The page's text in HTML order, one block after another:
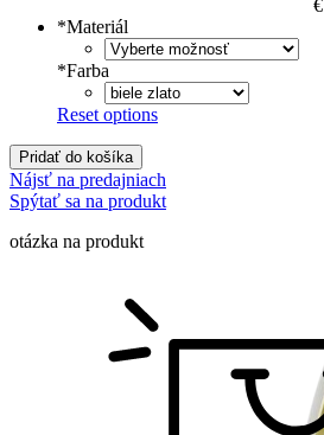
€
*Materiál
*Farba
Reset options
Pridať do košíka
Nájsť na predajniach
Spýtať sa na produkt
otázka na produkt